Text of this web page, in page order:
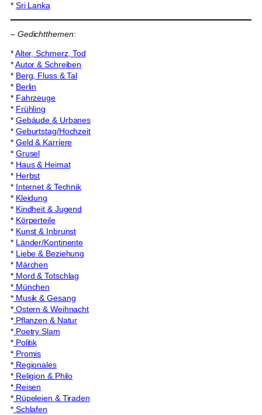
* Sri Lanka
– Gedichtthemen:
*Alter, Schmerz, Tod
*Autor & Schreiben
* Berg, Fluss & Tal
* Berlin
* Fahrzeuge
* Frühling
* Gebäude & Urbanes
* Geburtstag/Hochzeit
* Geld & Karriere
* Grusel
* Haus & Heimat
* Herbst
* Internet & Technik
* Kleidung
* Kindheit & Jugend
* Körperteile
* Kunst & Inbrunst
* Länder/Kontinente
* Liebe & Beziehung
* Märchen
*Mord & Totschlag
*München
*Musik & Gesang
*Ostern & Weihnacht
*Pflanzen & Natur
*Poetry Slam
*Politik
*Promis
*Regionales
*Religion & Philo
*Reisen
*Rüpeleien & Tiraden
*Schlafen